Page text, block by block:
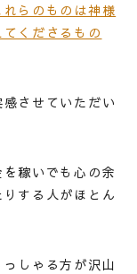
らのものは神様
くださるもの
させていただい
稼いでも心の余
する人がほとん
しゃる方が沢山